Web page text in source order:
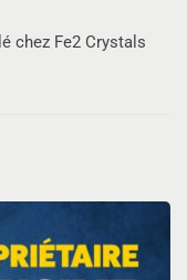
chez Fe2 Crystals